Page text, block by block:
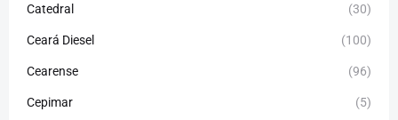
Catedral (30)
Ceará Diesel (100)
Cearense (96)
Cepimar (5)